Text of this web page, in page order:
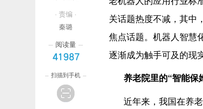
关话题热度不减，其中
焦点话题。机器人智慧
逐渐成为触手可及的现实
养老院里的“智能保
近年来，我国在养
· 责编 ·
秦璐
阅读量
41987
扫描到手机